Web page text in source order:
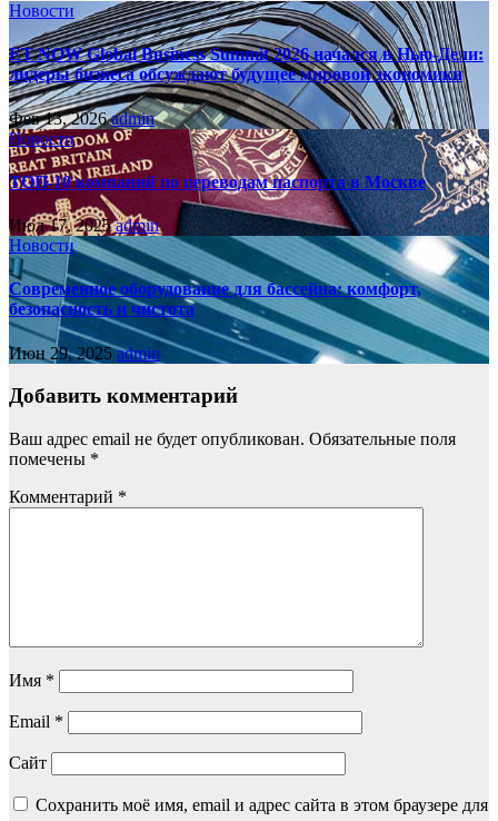
Новости
ET NOW Global Business Summit 2026 начался в Нью‑Дели:
лидеры бизнеса обсуждают будущее мировой экономики
Фев 13, 2026admin
Новости
ТОП-10 компаний по переводам паспорта в Москве
Июл 17, 2025admin
Новости
Современное оборудование для бассейна: комфорт,
безопасность и чистота
Июн 29, 2025admin
Добавить комментарий
Ваш адрес email не будет опубликован. Обязательные поля
помечены *
Комментарий *
Имя *
Email *
Сайт
Сохранить моё имя, email и адрес сайта в этом браузере для